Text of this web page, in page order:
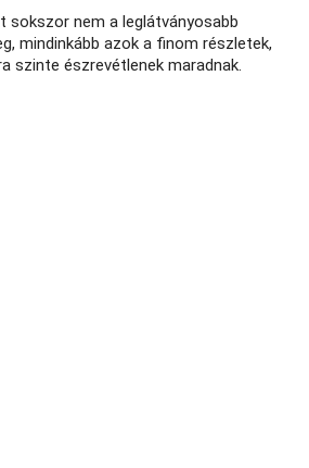
sokszor nem a leglátványosabb
mindinkább azok a finom részletek,
szinte észrevétlenek maradnak.